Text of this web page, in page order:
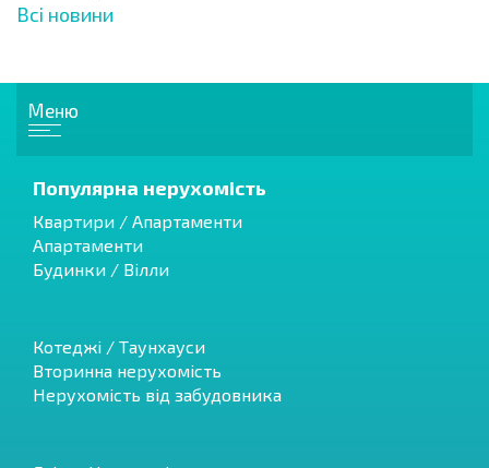
Всі новини
Меню
Популярна нерухомість
Квартири / Апартаменти
Апартаменти
Будинки / Вілли
Котеджі / Таунхауси
Вторинна нерухомість
Нерухомість від забудовника